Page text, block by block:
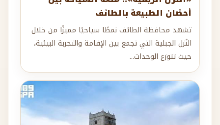
أحضان الطبيعة بالطائف
تشهد محافظة الطائف نمطًا سياحيًا مميزًا من خلال
النُزل الجبلية التي تجمع بين الإقامة والتجربة البيئية،
حيث تتوزع الوحدات...